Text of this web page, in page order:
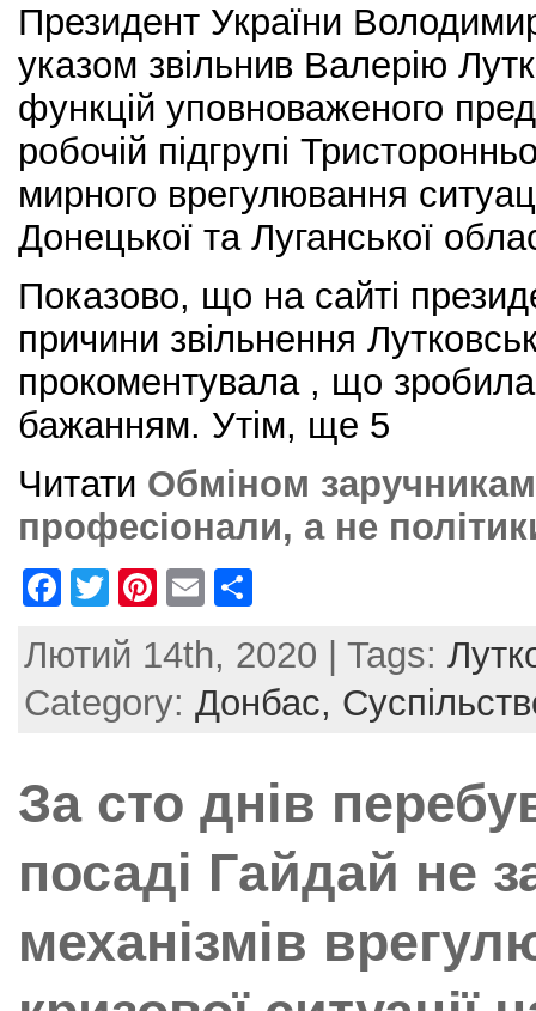
Президент України
указом звільнив Валерію
функцій уповноваженого
робочій підгрупі
мирного врегулювання
Донецької та Луганської
Показово, що на сайті
причини звільнення
прокоментувала , що
бажанням. Утім, ще 5
Читати Обміном
професіонали, а не
F
c
e
o
k
T
itt
er
Pi
er
e
E
ai
l
ar
e
Лютий 14th, 2020 | Tags:
Category: Донбас,
За сто днів
посаді Гайдай не
механізмів